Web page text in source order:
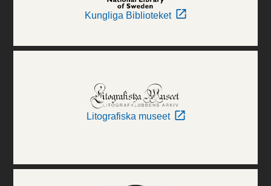
Kungliga Biblioteket
Litografiska museet